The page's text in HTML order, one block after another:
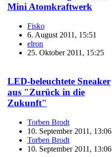
Mini Atomkraftwerk
Fisko
6. August 2011, 15:51
elron
25. Oktober 2011, 15:25
LED-beleuchtete Sneaker
aus "Zurück in die
Zukunft"
Torben Brodt
10. September 2011, 13:06
Torben Brodt
10. September 2011, 13:06